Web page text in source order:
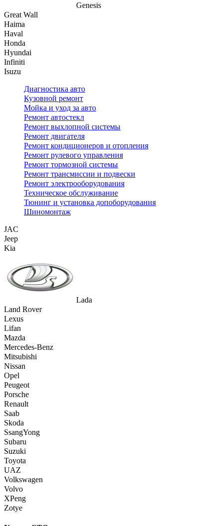
Genesis
Great Wall
Haima
Haval
Honda
Hyundai
Infiniti
Isuzu
Диагностика авто
Кузовной ремонт
Мойка и уход за авто
Ремонт автостекл
Ремонт выхлопной системы
Ремонт двигателя
Ремонт кондиционеров и отопления
Ремонт рулевого управления
Ремонт тормозной системы
Ремонт трансмиссии и подвески
Ремонт электрооборудования
Техническое обслуживание
Тюнинг и установка допоборудования
Шиномонтаж
JAC
Jeep
Kia
Lada
Land Rover
Lexus
Lifan
Mazda
Mercedes-Benz
Mitsubishi
Nissan
Opel
Peugeot
Porsche
Renault
Saab
Skoda
SsangYong
Subaru
Suzuki
Toyota
UAZ
Volkswagen
Volvo
XPeng
Zotye